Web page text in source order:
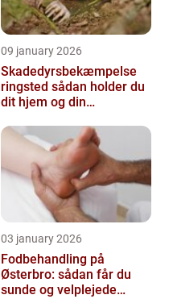
09 january 2026
Skadedyrsbekæmpelse
ringsted sådan holder du
dit hjem og din
gæster
03 january 2026
Fodbehandling på
Østerbro: sådan får du
sunde og velplejede